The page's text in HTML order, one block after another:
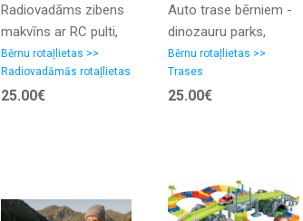
Radiovadāms zibens
makvīns ar RC pulti,
elektroniskā disney
automašīna bērniem,
vāģi
Bērnu rotaļlietas >>
Radiovadāmās rotaļlietas
25.00€
Auto trase bērniem -
dinozauru parks,
216cm gara sacīkšu
trase, 2 rotaļu
dinozauri un mašīna
Bērnu rotaļlietas >>
Trases
25.00€